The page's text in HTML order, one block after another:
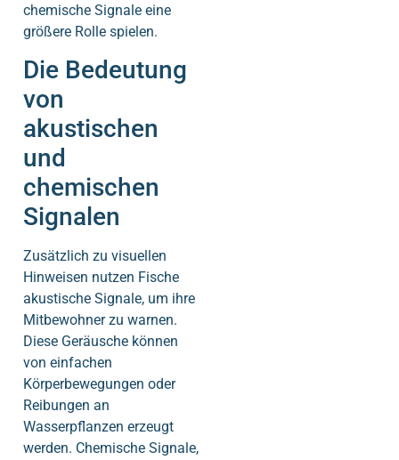
chemische Signale eine
größere Rolle spielen.
Die Bedeutung
von
akustischen
und
chemischen
Signalen
Zusätzlich zu visuellen
Hinweisen nutzen Fische
akustische Signale, um ihre
Mitbewohner zu warnen.
Diese Geräusche können
von einfachen
Körperbewegungen oder
Reibungen an
Wasserpflanzen erzeugt
werden. Chemische Signale,